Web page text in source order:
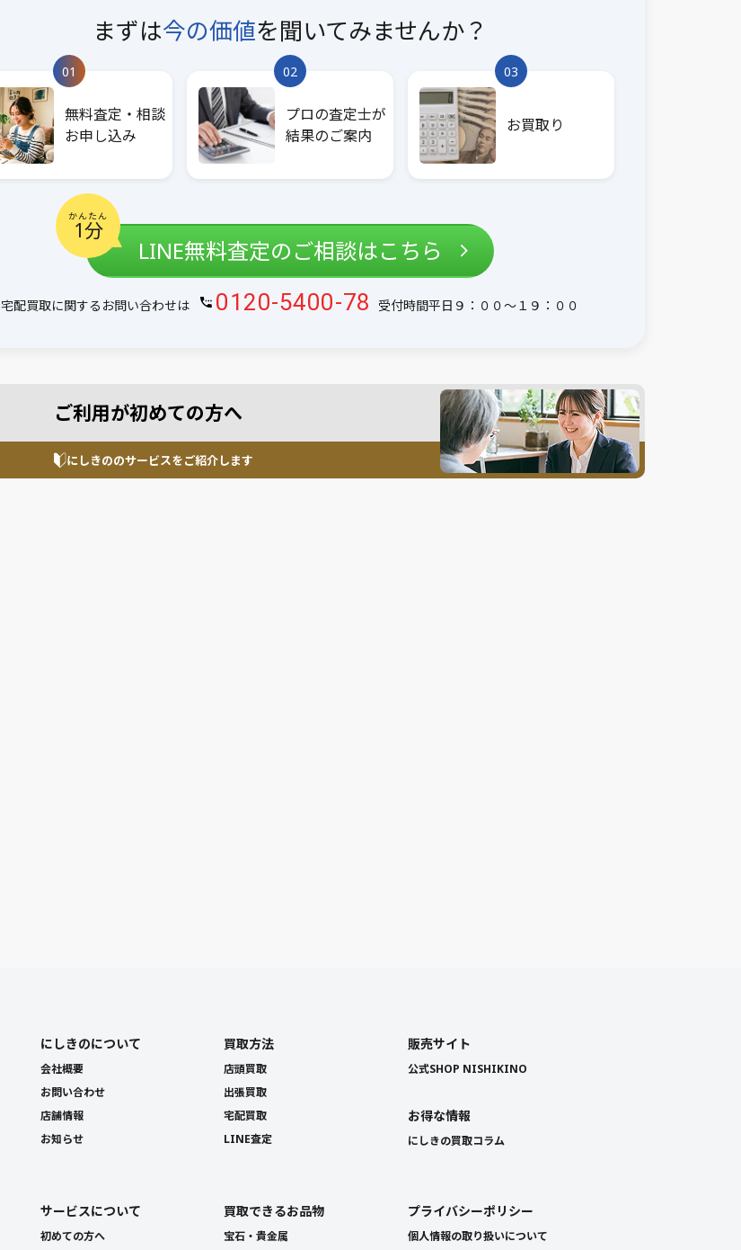
まずは今の価値を聞いてみませんか？
01
無料査定・相談
お申し込み
02
プロの査定士が
結果のご案内
03
お買取り
かんたん
1分
LINE無料査定のご相談はこちら
宅配買取に関するお問い合わせは 0120-5400-78 受付時間平日９：００〜１９：００
ご利用が初めての方へ
にしきののサービスをご紹介します
にしきのについて
会社概要
お問い合わせ
店舗情報
お知らせ
買取方法
店頭買取
出張買取
宅配買取
LINE査定
販売サイト
公式SHOP NISHIKINO
お得な情報
にしきの買取コラム
サービスについて
初めての方へ
買取できるお品物
宝石・貴金属
プライバシーポリシー
個人情報の取り扱いについて